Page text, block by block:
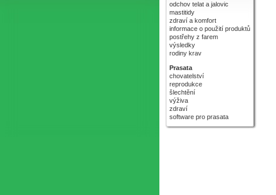
odchov telat a jalovic
mastitidy
zdraví a komfort
informace o použití produktů
postřehy z farem
výsledky
rodiny krav
Prasata
chovatelství
reprodukce
šlechtění
výživa
zdraví
software pro prasata